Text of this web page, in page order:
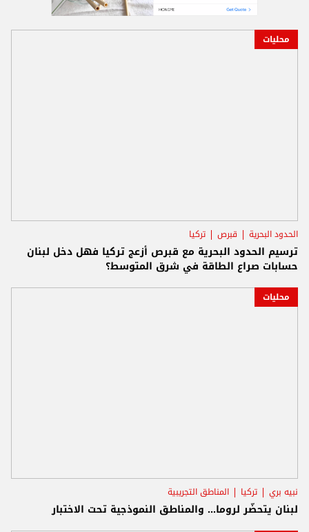
محليات
الحدود البحرية قبرص تركيا
ترسيم الحدود البحرية مع قبرص أزعج تركيا فهل دخل لبنان
حسابات صراع الطاقة في شرق المتوسط؟
محليات
نبيه بري تركيا المناطق التجريبية
لبنان يتحضّر لروما... والمناطق النموذجية تحت الاختبار